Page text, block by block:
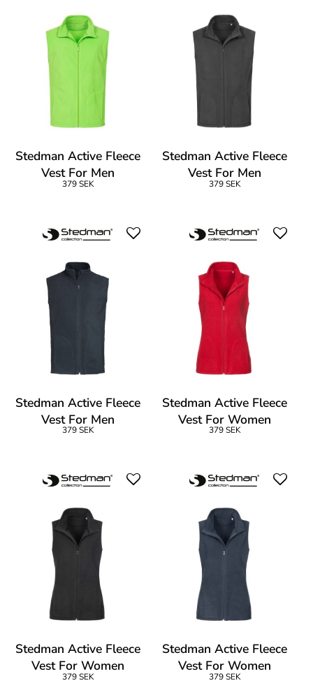
Stedman Active Fleece
Vest For Men
379 SEK
Stedman Active Fleece
Vest For Men
379 SEK
Stedman Active Fleece
Vest For Men
379 SEK
Stedman Active Fleece
Vest For Women
379 SEK
Stedman Active Fleece
Vest For Women
379 SEK
Stedman Active Fleece
Vest For Women
379 SEK